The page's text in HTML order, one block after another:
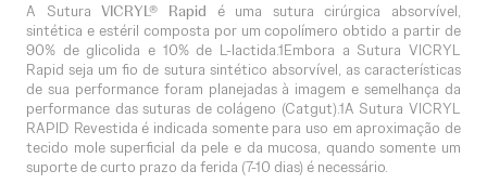
A Sutura VICRYL® Rapid é uma sutura cirúrgica absorvível,
sintética e estéril composta por um copolímero obtido a partir de
90% de glicolida e 10% de L-lactida.1Embora a Sutura VICRYL
Rapid seja um fio de sutura sintético absorvível, as características
de sua performance foram planejadas à imagem e semelhança da
performance das suturas de colágeno (Catgut).1A Sutura VICRYL
RAPID Revestida é indicada somente para uso em aproximação de
tecido mole superficial da pele e da mucosa, quando somente um
suporte de curto prazo da ferida (7-10 dias) é necessário.